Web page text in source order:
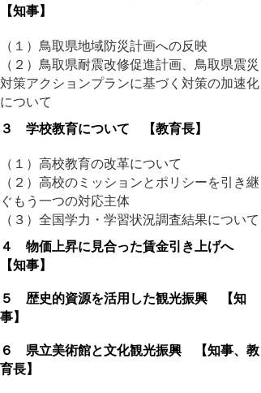
【知事】
（１）鳥取県地域防災計画への反映
（２）鳥取県耐震改修促進計画、鳥取県震災
対策アクションプランに基づく対策の加速化
について
３ 学校教育について 【教育長】
（１）高校教育の改革について
（２）高校のミッションとポリシーを引き継
ぐもう一つの対応主体
（３）全国学力・学習状況調査結果について
４ 物価上昇に見合った賃金引き上げへ
【知事】
５ 歴史的資源を活用した観光振興 【知
事】
６ 県立美術館と文化観光振興 【知事、教
育長】